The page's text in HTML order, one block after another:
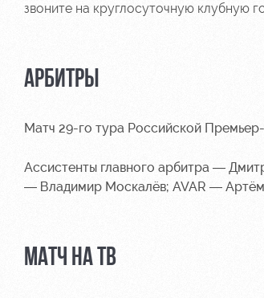
звоните на круглосуточную клубную
АРБИТРЫ
Матч 29-го тура Российской
Ассистенты главного арбитра —
— Владимир Москалёв; AVAR —
МАТЧ НА ТВ